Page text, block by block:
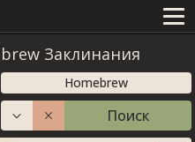
Заклинания
Homebrew
Поиск